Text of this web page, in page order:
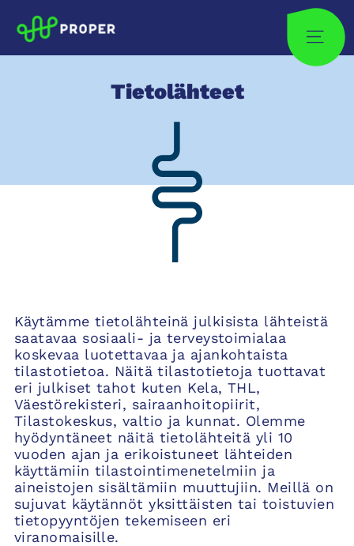
content
Tietolähteet
Käytämme tietolähteinä julkisista lähteistä
saatavaa sosiaali- ja terveystoimialaa
koskevaa luotettavaa ja ajankohtaista
tilastotietoa. Näitä tilastotietoja tuottavat
eri julkiset tahot kuten Kela, THL,
Väestörekisteri, sairaanhoitopiirit,
Tilastokeskus, valtio ja kunnat. Olemme
hyödyntäneet näitä tietolähteitä yli 10
vuoden ajan ja erikoistuneet lähteiden
käyttämiin tilastointimenetelmiin ja
aineistojen sisältämiin muuttujiin. Meillä on
sujuvat käytännöt yksittäisten tai toistuvien
tietopyyntöjen tekemiseen eri
viranomaisille.